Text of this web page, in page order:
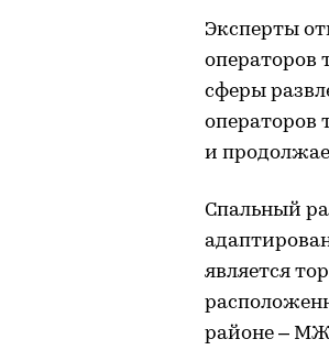
Эксперты
операторов
сферы
операторов
и
Спальный
является
районе –